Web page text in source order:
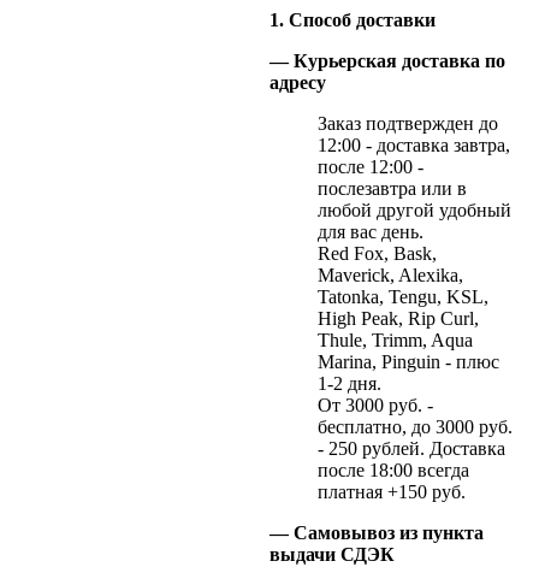
1. Способ доставки
— Курьерская доставка по
адресу
Заказ подтвержден до
12:00 - доставка завтра,
после 12:00 -
послезавтра или в
любой другой удобный
для вас день.
Red Fox, Bask,
Maverick, Alexika,
Tatonka, Tengu, KSL,
High Peak, Rip Curl,
Thule, Trimm, Aqua
Marina, Pinguin - плюс
1-2 дня.
От 3000 руб. -
бесплатно, до 3000 руб.
- 250 рублей. Доставка
после 18:00 всегда
платная +150 руб.
— Самовывоз из пункта
выдачи СДЭК